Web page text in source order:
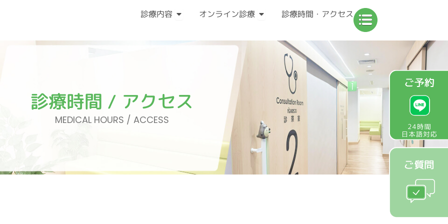
診療内容 Open 診療内容
オンライン診療 Open オンライン診療
診療時間・アクセス
診療時間 / アクセス
MEDICAL HOURS / ACCESS